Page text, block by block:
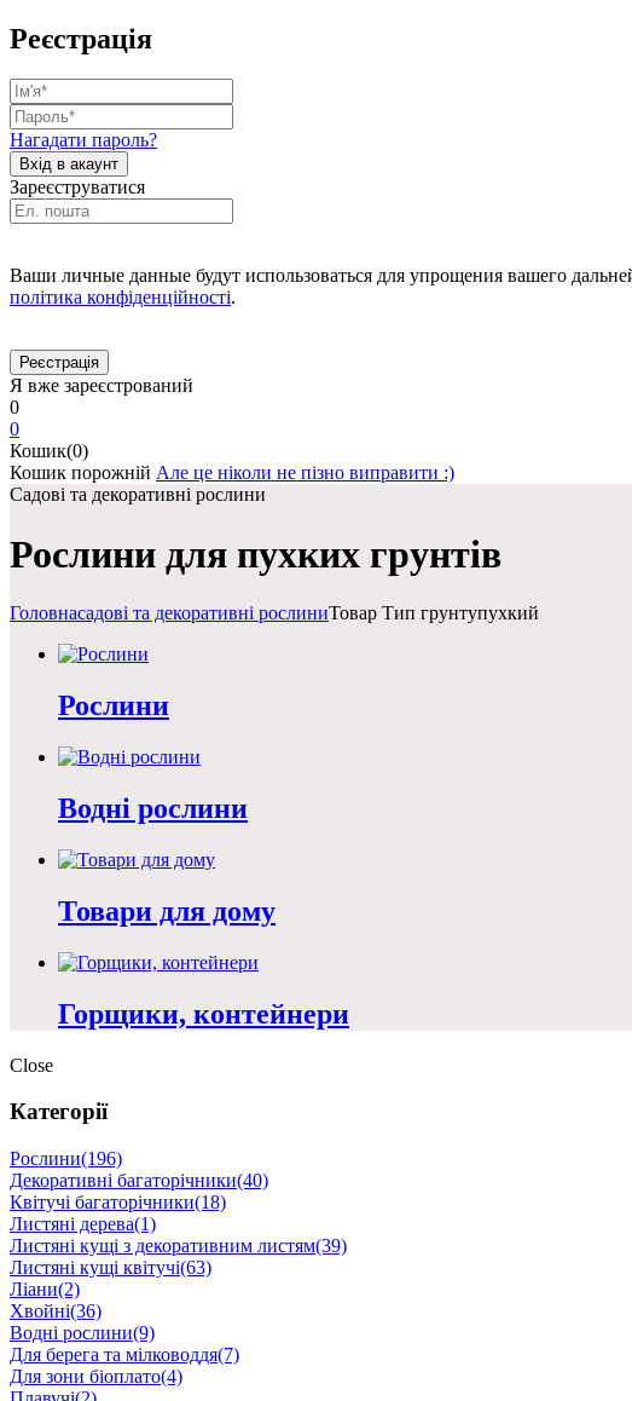
Реєстрація
Нагадати пароль?
Зареєструватися
Ваши личные данные будут использоваться для упрощения вашего
політика конфіденційності.
Я вже зареєстрований
0
0
Кошик(0)
Кошик порожній Але це ніколи не пізно виправити :)
Садові та декоративні рослини
Рослини для пухких грунтів
Головнасадові та декоративні рослиниТовар Тип грунтупухкий
Рослини
Водні рослини
Товари для дому
Горщики, контейнери
Close
Категорії
Рослини(196)
Декоративні багаторічники(40)
Квітучі багаторічники(18)
Листяні дерева(1)
Листяні кущі з декоративним листям(39)
Листяні кущі квітучі(63)
Ліани(2)
Хвойні(36)
Водні рослини(9)
Для берега та мілководдя(7)
Для зони біоплато(4)